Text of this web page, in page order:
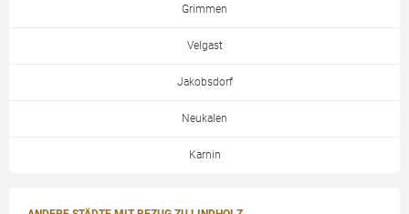
Grimmen
Velgast
Jakobsdorf
Neukalen
Karnin